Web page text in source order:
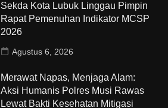
Sekda Kota Lubuk Linggau Pimpin
Rapat Pemenuhan Indikator MCSP
2026
Agustus 6, 2026
Merawat Napas, Menjaga Alam:
Aksi Humanis Polres Musi Rawas
Lewat Bakti Kesehatan Mitigasi